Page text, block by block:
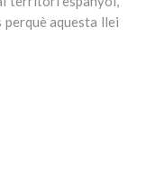
aquesta llei